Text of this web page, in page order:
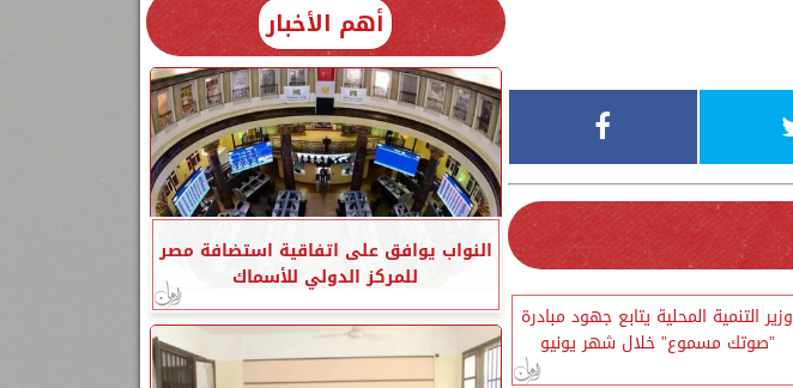
وزير التنمية المحلية يتابع جهود مبادرة
”صوتك مسموع” خلال شهر يونيو
أهم الأخبار
النواب يوافق على اتفاقية استضافة مصر
للمركز الدولي للأسماك